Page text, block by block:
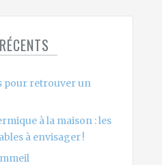
pour retrouver un
à la maison : les
à envisager !